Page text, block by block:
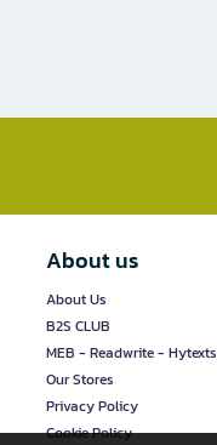
About us
About Us
B2S CLUB
MEB - Readwrite - Hytexts
Our Stores
Privacy Policy
Cookie Policy